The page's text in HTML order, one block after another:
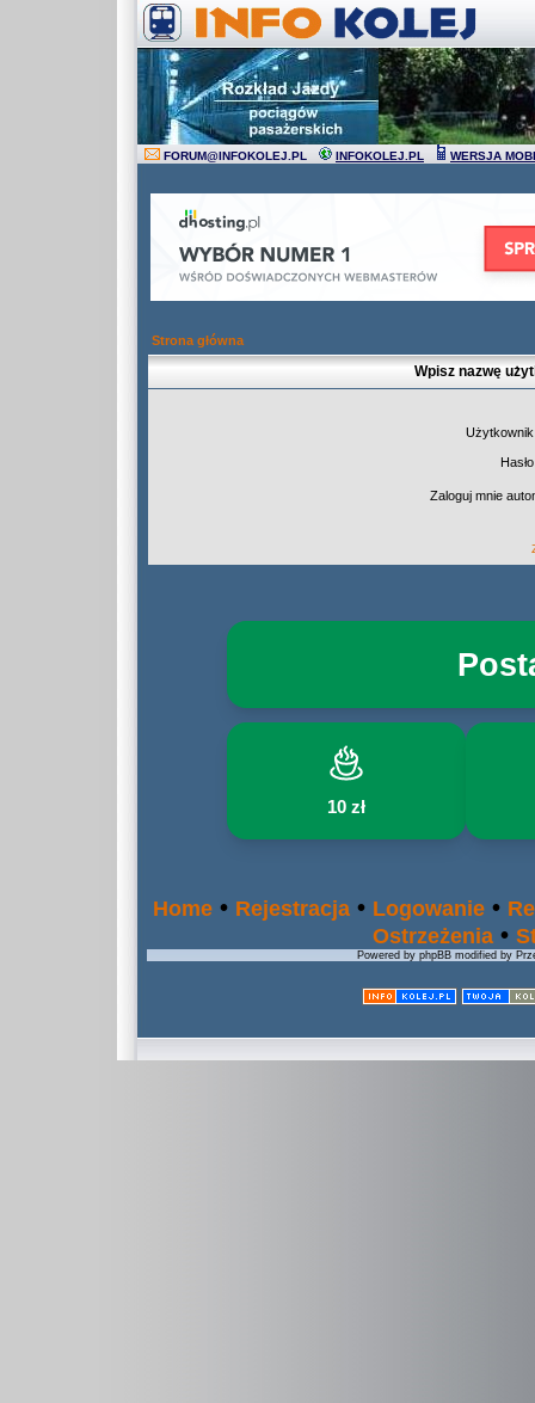
FORUM@INFOKOLEJ.PL INFOKOLEJ.PL WERSJA
Strona główna
Wpisz nazwę
Zaloguj mnie
10 zł
Home • Rejestracja • Logowanie •
Ostrzeżenia •
Powered by phpBB modified by